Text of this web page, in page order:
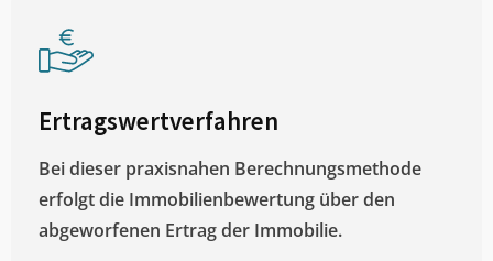
Ertragswertverfahren
Bei dieser praxisnahen Berechnungsmethode
erfolgt die Immobilienbewertung über den
abgeworfenen Ertrag der Immobilie.